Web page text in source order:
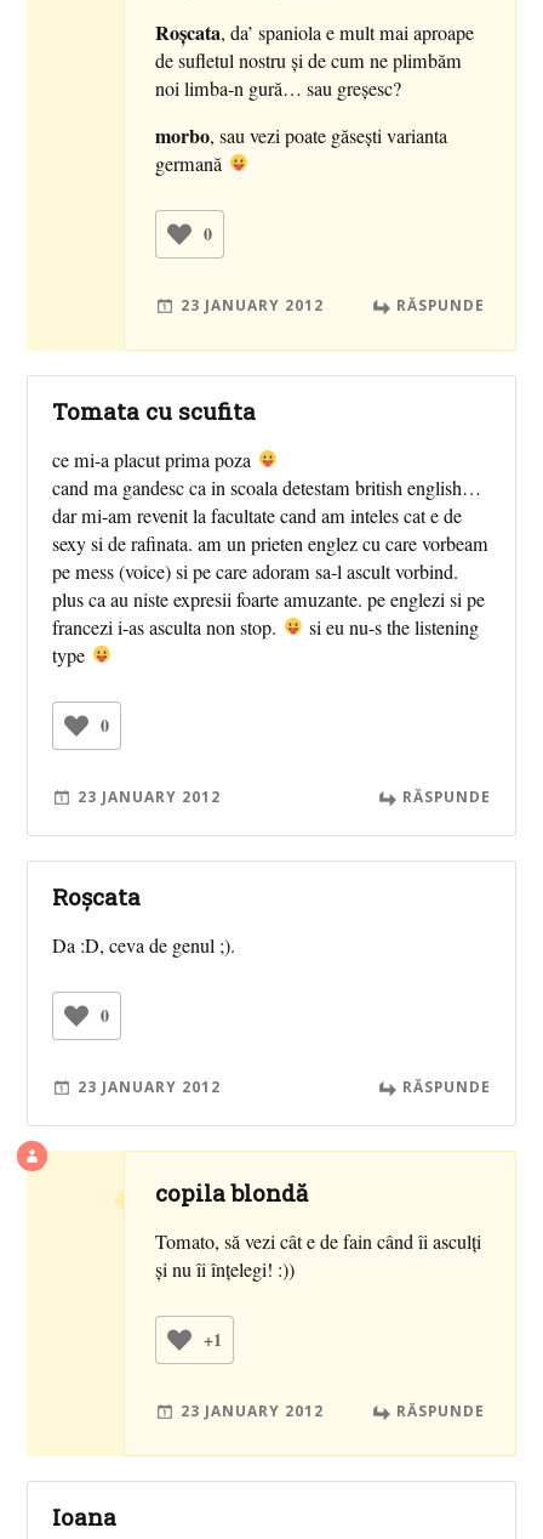
Roşcata, da’ spaniola e mult mai aproape
de sufletul nostru şi de cum ne plimbăm
noi limba-n gură… sau greşesc?
morbo, sau vezi poate găseşti varianta
germană
0
23 JANUARY 2012 RĂSPUNDE
Tomata cu scufita
ce mi-a placut prima poza
cand ma gandesc ca in scoala detestam british english…
dar mi-am revenit la facultate cand am inteles cat e de
sexy si de rafinata. am un prieten englez cu care vorbeam
pe mess (voice) si pe care adoram sa-l ascult vorbind.
plus ca au niste expresii foarte amuzante. pe englezi si pe
francezi i-as asculta non stop.
si eu nu-s the listening
type
0
23 JANUARY 2012 RĂSPUNDE
Roșcata
Da :D, ceva de genul ;).
0
23 JANUARY 2012 RĂSPUNDE
copila blondă
Tomato, să vezi cât e de fain când îi asculţi
şi nu îi înţelegi! :))
+1
23 JANUARY 2012 RĂSPUNDE
Ioana